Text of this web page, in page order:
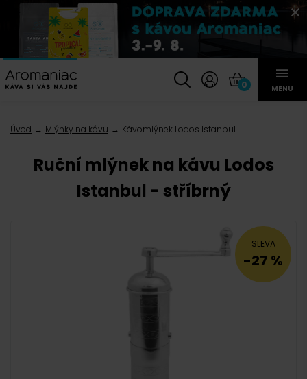
0 MENU
Úvod Mlýnky na kávu Kávomlýnek Lodos Istanbul
Ruční mlýnek na kávu Lodos
Istanbul - stříbrný
SLEVA
-27 %